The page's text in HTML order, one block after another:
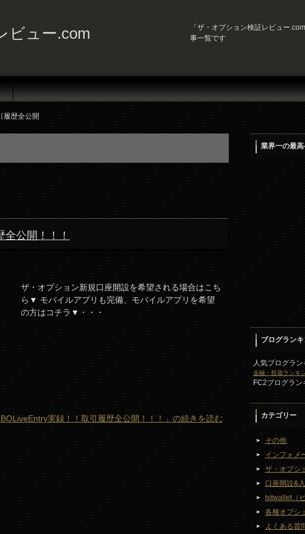
ビュー.com
「ザ・オプション検証レビュー
事一覧です
履歴全公開
公開！！！
ザ・オプション新規口座開設を希望される場合はこち
ら▼ モバイルアプリも完備、モバイルアプリを希望
の方はコチラ▼・・・
実録！！取引履歴全公開！！！」の続きを読む
業界一の最高
ブログラン
人気ブログラン
金融・投資ランキ
FC2ブログラン
カテゴリー
その他
インフォメ
ザ・オプシ
口座開設&
bitwallet（
各種オプシ
よくある質